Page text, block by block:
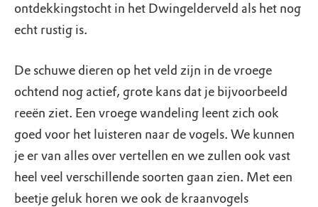
ontdekkingstocht in het Dwingelderveld als het nog
echt rustig is.
De schuwe dieren op het veld zijn in de vroege
ochtend nog actief, grote kans dat je bijvoorbeeld
reeën ziet. Een vroege wandeling leent zich ook
goed voor het luisteren naar de vogels. We kunnen
je er van alles over vertellen en we zullen ook vast
heel veel verschillende soorten gaan zien. Met een
beetje geluk horen we ook de kraanvogels